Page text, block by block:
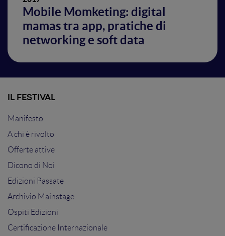
Mobile Momketing: digital
mamas tra app, pratiche di
networking e soft data
IL FESTIVAL
Manifesto
A chi è rivolto
Offerte attive
Dicono di Noi
Edizioni Passate
Archivio Mainstage
Ospiti Edizioni
Certificazione Internazionale